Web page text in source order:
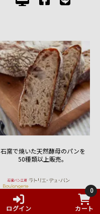
ログイン
0
カート
石窯で焼いた天然酵母のパンを
50種類以上販売。